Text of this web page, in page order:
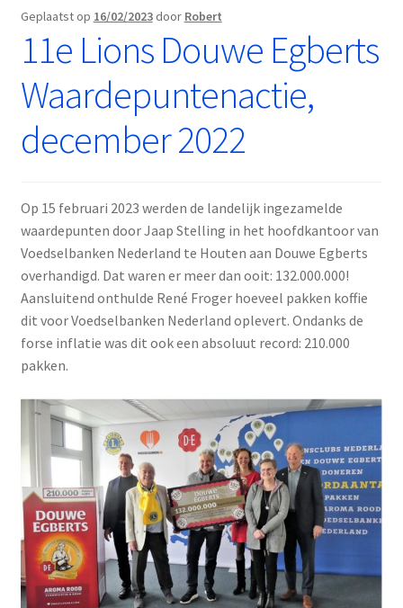
2023
Geplaatst op 16/02/2023 door Robert
11e Lions Douwe Egberts
Waardepuntenactie,
december 2022
Op 15 februari 2023 werden de landelijk ingezamelde
waardepunten door Jaap Stelling in het hoofdkantoor van
Voedselbanken Nederland te Houten aan Douwe Egberts
overhandigd. Dat waren er meer dan ooit: 132.000.000!
Aansluitend onthulde René Froger hoeveel pakken koffie
dit voor Voedselbanken Nederland oplevert. Ondanks de
forse inflatie was dit ook een absoluut record: 210.000
pakken.